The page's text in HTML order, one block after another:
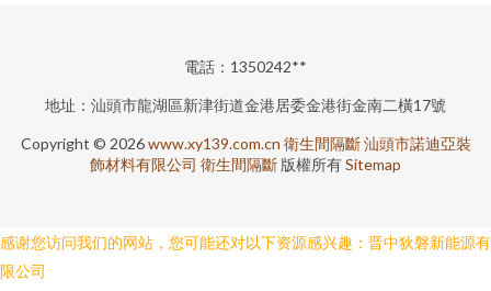
電話：1350242**
地址：汕頭市龍湖區新津街道金港居委金港街金南二橫17號
Copyright © 2026www.xy139.com.cn 衛生間隔斷 汕頭市諾迪亞裝
飾材料有限公司 衛生間隔斷 版權所有Sitemap
感谢您访问我们的网站，您可能还对以下资源感兴趣：晋中狄磐新能源有
限公司